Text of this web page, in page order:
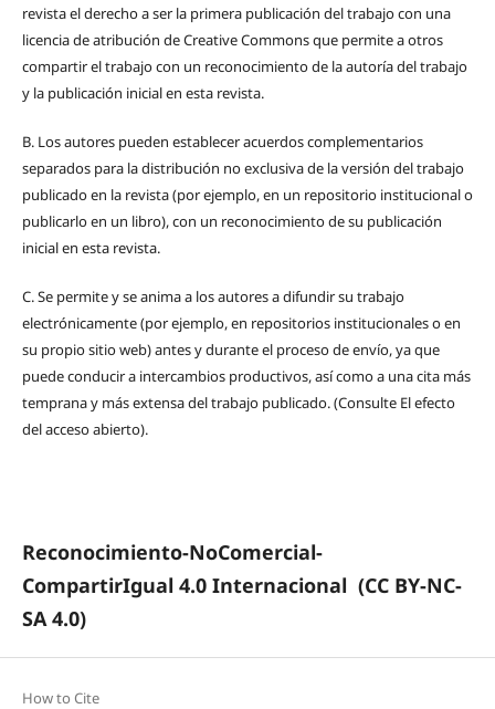
revista el derecho a ser la primera publicación del trabajo con una
licencia de atribución de Creative Commons que permite a otros
compartir el trabajo con un reconocimiento de la autoría del trabajo
y la publicación inicial en esta revista.
B. Los autores pueden establecer acuerdos complementarios
separados para la distribución no exclusiva de la versión del trabajo
publicado en la revista (por ejemplo, en un repositorio institucional o
publicarlo en un libro), con un reconocimiento de su publicación
inicial en esta revista.
C.Se permite y se anima a los autores a difundir su trabajo
electrónicamente (por ejemplo, en repositorios institucionales o en
su propio sitio web) antes y durante el proceso de envío, ya que
puede conducir a intercambios productivos, así como a una cita más
temprana y más extensa del trabajo publicado. (Consulte El efecto
del acceso abierto).
Reconocimiento-NoComercial-
CompartirIgual 4.0 Internacional (CC BY-NC-
SA 4.0)
How to Cite